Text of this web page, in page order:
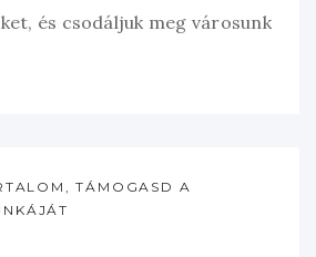
és csodáljuk meg városunk
TÁMOGASD A